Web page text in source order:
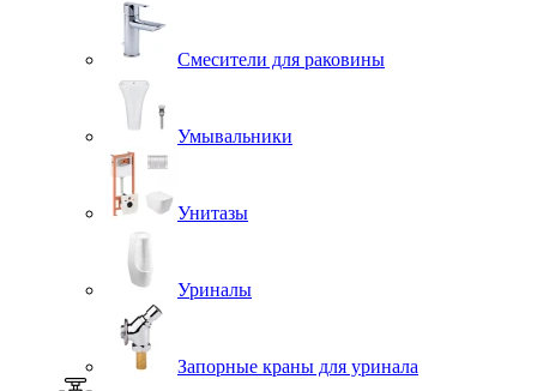
Смесители для раковины
Умывальники
Унитазы
Уриналы
Запорные краны для уринала